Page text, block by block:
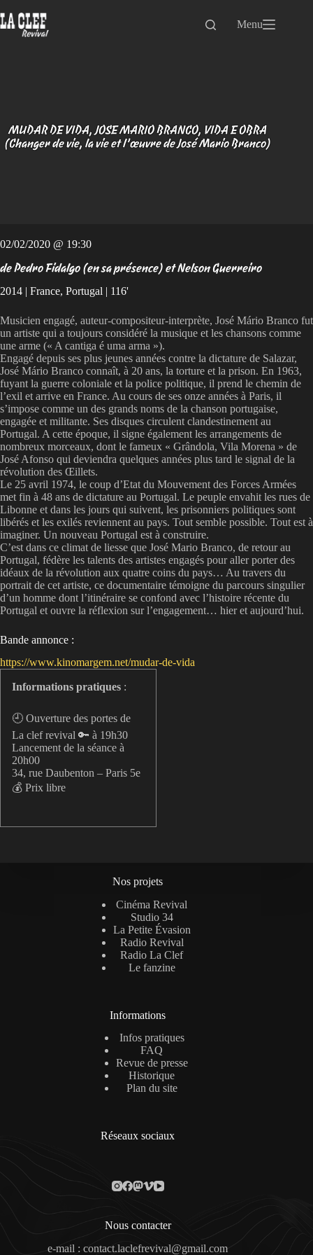
au
contenu
Menu
MUDAR DE VIDA, JOSE MARIO BRANCO, VIDA E OBRA
(Changer de vie, la vie et l’œuvre de José Mario Branco)
02/02/2020 @ 19:30
de Pedro Fidalgo (en sa présence) et Nelson Guerreiro
2014 | France, Portugal | 116'
Musicien engagé, auteur-compositeur-interprète, José Mário Branco fut
un artiste qui a toujours considéré la musique et les chansons comme
une arme (« A cantiga é uma arma »).
Engagé depuis ses plus jeunes années contre la dictature de Salazar,
José Mário Branco connaît, à 20 ans, la torture et la prison. En 1963,
fuyant la guerre coloniale et la police politique, il prend le chemin de
l’exil et arrive en France. Au cours de ses onze années à Paris, il
s’impose comme un des grands noms de la chanson portugaise,
engagée et militante. Ses disques circulent clandestinement au
Portugal. A cette époque, il signe également les arrangements de
nombreux morceaux, dont le fameux « Grândola, Vila Morena » de
José Afonso qui deviendra quelques années plus tard le signal de la
révolution des Œillets.
Le 25 avril 1974, le coup d’Etat du Mouvement des Forces Armées
met fin à 48 ans de dictature au Portugal. Le peuple envahit les rues de
Libonne et dans les jours qui suivent, les prisonniers politiques sont
libérés et les exilés reviennent au pays. Tout semble possible. Tout est à
imaginer. Un nouveau Portugal est à construire.
C’est dans ce climat de liesse que José Mario Branco, de retour au
Portugal, fédère les talents des artistes engagés pour aller porter des
idéaux de la révolution aux quatre coins du pays… Au travers du
portrait de cet artiste, ce documentaire témoigne du parcours singulier
d’un homme dont l’itinéraire se confond avec l’histoire récente du
Portugal et ouvre la réflexion sur l’engagement… hier et aujourd’hui.
Bande annonce :
https://www.kinomargem.net/mudar-de-vida
Informations pratiques :
🕘 Ouverture des portes de
La clef revival 🔑 à 19h30
Lancement de la séance à
20h00
34, rue Daubenton – Paris 5e
💰 Prix libre
Nos projets
Cinéma Revival
Studio 34
La Petite Évasion
Radio Revival
Radio La Clef
Le fanzine
Informations
Infos pratiques
FAQ
Revue de presse
Historique
Plan du site
Réseaux sociaux
Nous contacter
e-mail : contact.laclefrevival@gmail.com